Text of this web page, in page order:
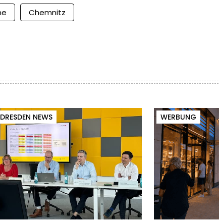
Chemnitz
DRESDEN NEWS WERBUNG